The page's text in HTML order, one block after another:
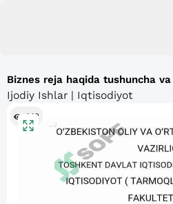
Biznes reja haqida tushuncha
Ijodiy Ishlar | Iqtisodiyot
442